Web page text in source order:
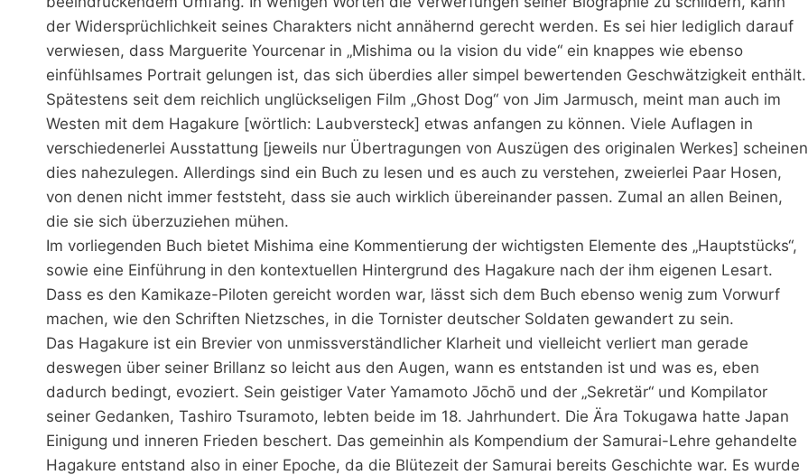
der Widersprüchlichkeit seines Charakters nicht annähernd gerecht werden. Es sei hier lediglich darauf
verwiesen, dass Marguerite Yourcenar in „Mishima ou la vision du vide“ ein knappes wie ebenso
einfühlsames Portrait gelungen ist, das sich überdies aller simpel bewertenden Geschwätzigkeit enthält.
Spätestens seit dem reichlich unglückseligen Film „Ghost Dog“ von Jim Jarmusch, meint man auch im
Westen mit dem Hagakure [wörtlich: Laubversteck] etwas anfangen zu können. Viele Auflagen in
verschiedenerlei Ausstattung [jeweils nur Übertragungen von Auszügen des originalen Werkes] scheinen
dies nahezulegen. Allerdings sind ein Buch zu lesen und es auch zu verstehen, zweierlei Paar Hosen,
von denen nicht immer feststeht, dass sie auch wirklich übereinander passen. Zumal an allen Beinen,
die sie sich überzuziehen mühen.
Im vorliegenden Buch bietet Mishima eine Kommentierung der wichtigsten Elemente des „Hauptstücks“,
sowie eine Einführung in den kontextuellen Hintergrund des Hagakure nach der ihm eigenen Lesart.
Dass es den Kamikaze-Piloten gereicht worden war, lässt sich dem Buch ebenso wenig zum Vorwurf
machen, wie den Schriften Nietzsches, in die Tornister deutscher Soldaten gewandert zu sein.
Das Hagakure ist ein Brevier von unmissverständlicher Klarheit und vielleicht verliert man gerade
deswegen über seiner Brillanz so leicht aus den Augen, wann es entstanden ist und was es, eben
dadurch bedingt, evoziert. Sein geistiger Vater Yamamoto Jōchō und der „Sekretär“ und Kompilator
seiner Gedanken, Tashiro Tsuramoto, lebten beide im 18. Jahrhundert. Die Ära Tokugawa hatte Japan
Einigung und inneren Frieden beschert. Das gemeinhin als Kompendium der Samurai-Lehre gehandelte
Hagakure entstand also in einer Epoche, da die Blütezeit der Samurai bereits Geschichte war. Es wurde